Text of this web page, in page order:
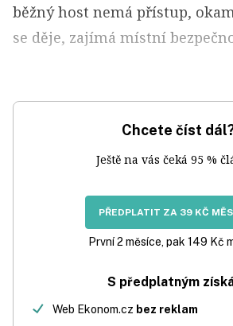
běžný host nemá přístup,
se děje, zajímá místní
Chcete číst
Ještě na vás čeká 95 %
PŘEDPLATIT ZA 39 KČ
První 2 měsíce, pak 149 Kč
S předplatným
Web Ekonom.cz bez reklam